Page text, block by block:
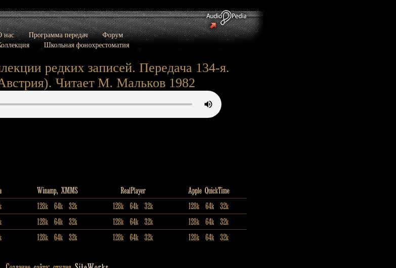
нас Программа передач
Форум
Школьная фонохрестоматия
редких записей. Передача 134-я.
Читает М. Мальков 1982